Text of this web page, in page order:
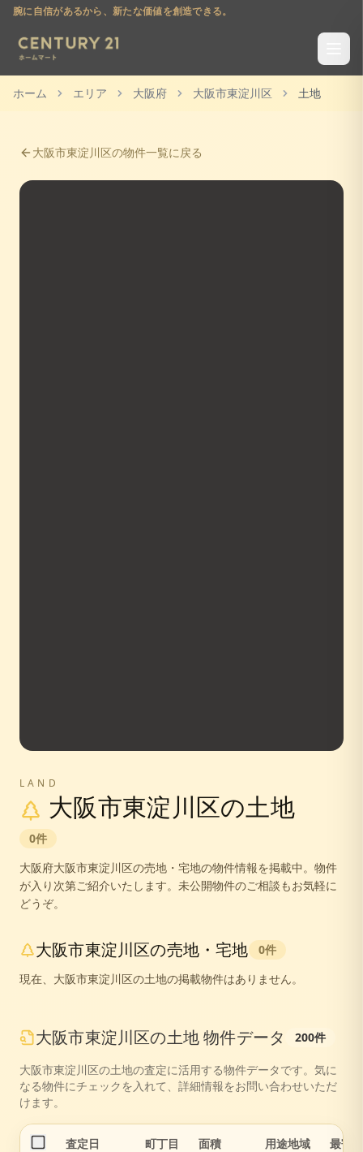
腕に自信があるから、新たな価値を創造できる。
ホーム エリア 大阪府 大阪市東淀川区 土地
大阪市東淀川区の物件一覧に戻る
LAND
大阪市東淀川区の土地
0件
大阪府大阪市東淀川区の売地・宅地の物件情報を掲載中。 物件
が入り次第ご紹介いたします。未公開物件のご相談もお気軽に
どうぞ。
大阪市東淀川区の売地・宅地 0件
現在、 大阪市東淀川区の土地の掲載物件はありません。
大阪市東淀川区の土地 物件データ 200件
大阪市東淀川区の土地の査定に活用する物件データです。気に
なる物件にチェックを入れて、詳細情報をお問い合わせいただ
けます。
査定日 町丁目 面積 用途地域 最寄駅